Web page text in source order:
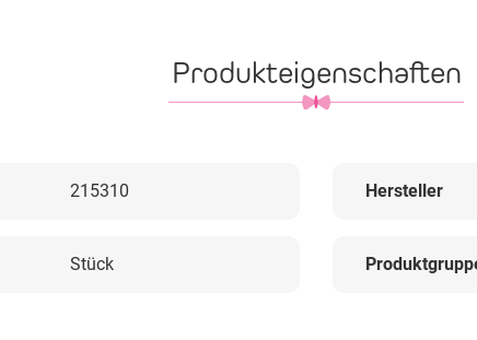
Produkteigenschaften
215310 Hersteller
Stück